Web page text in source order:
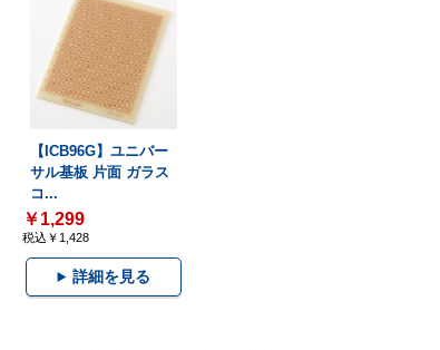
【ICB96G】ユニバー
サル基板 片面 ガラス
コ...
￥1,299
税込￥1,428
詳細を見る